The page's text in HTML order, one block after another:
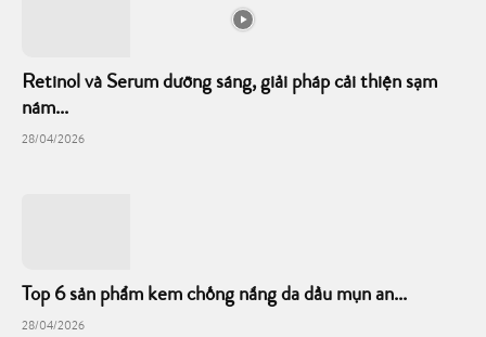
Retinol và Serum dưỡng sáng, giải pháp cải thiện sạm
nám...
28/04/2026
Top 6 sản phẩm kem chống nắng da dầu mụn an...
28/04/2026